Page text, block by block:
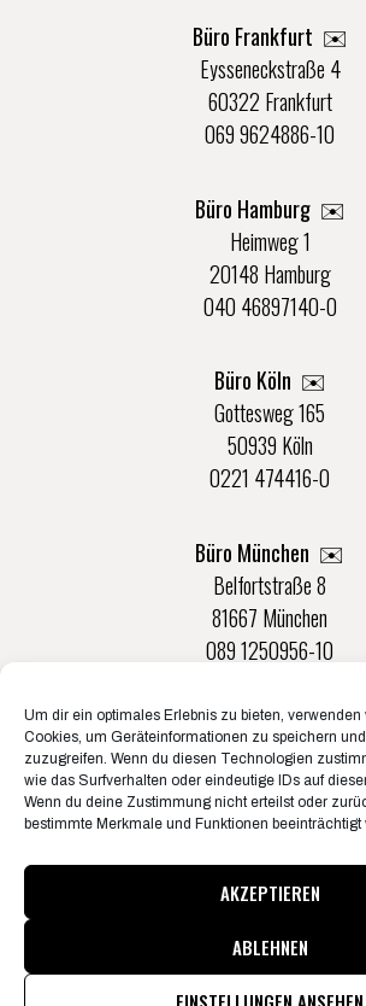
Um dir ein optimales Erlebnis zu bieten,
Cookies, um Geräteinformationen zu speichern
zuzugreifen. Wenn du diesen Technologien
wie das Surfverhalten oder eindeutige IDs auf
Wenn du deine Zustimmung nicht erteilst oder
bestimmte Merkmale und Funktionen beeinträchtigt
AKZEPTIEREN
ABLEHNEN
EINSTELLUNGEN ANSEHEN
Büro Frankfurt ✉️
Eysseneckstraße 4
60322 Frankfurt
069 9624886-10
Büro Hamburg ✉️
Heimweg 1
20148 Hamburg
040 46897140-0
Büro Köln ✉️
Gottesweg 165
50939 Köln
0221 474416-0
Büro München ✉️
Belfortstraße 8
81667 München
089 1250956-10
Büro Münster ✉️
Rudolf-Von-Langen-Str.
48147 Münster
0251 20132-0
© Konzertbüro Schoneberg 2026
Pressematerial